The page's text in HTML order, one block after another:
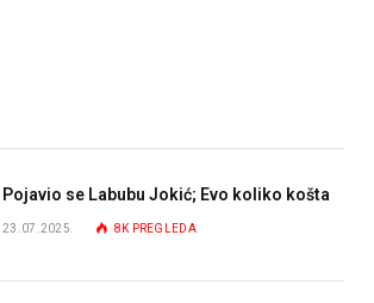
Pojavio se Labubu Jokić; Evo koliko košta
23.07.2025. 8K PREGLEDA